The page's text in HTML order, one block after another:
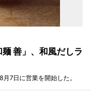
善」、和風だしラ
7日に営業を開始した。